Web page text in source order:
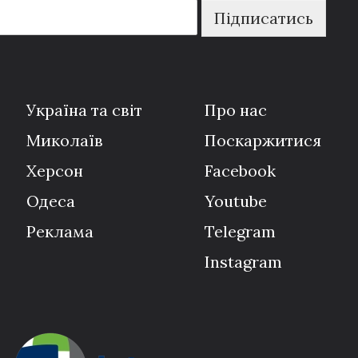
Підписатись
Україна та світ
Миколаїв
Херсон
Одеса
Реклама
Про нас
Поскаржитися
Facebook
Youtube
Telegram
Instagram